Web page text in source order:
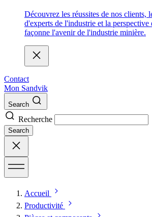
Découvrez les réussites de nos clients,
d'experts de l'industrie et la
façonne l'avenir de l'industrie minière.
Contact
Mon Sandvik
Search
Recherche
Search
Accueil
Productivité